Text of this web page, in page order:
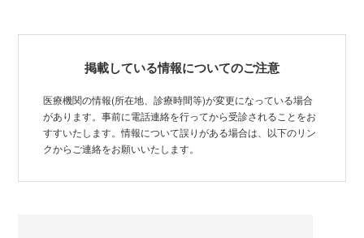
掲載している情報についてのご注意
医療機関の情報(所在地、診療時間等)が変更になっている場合
があります。事前に電話連絡を行ってから受診されることをお
すすいたします。情報について誤りがある場合は、以下のリン
クからご連絡をお願いいたします。